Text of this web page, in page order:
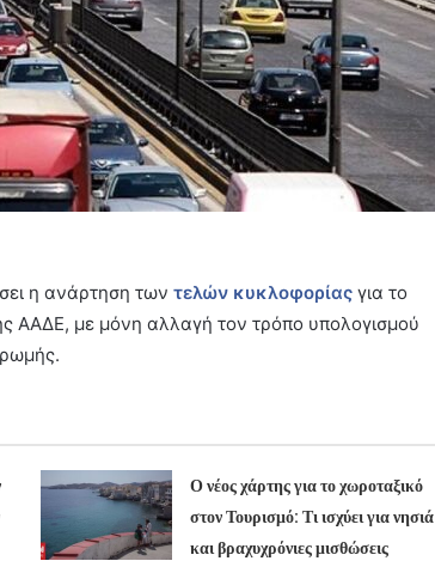
η ανάρτηση των τελών κυκλοφορίας για το
ΑΑΔΕ, με μόνη αλλαγή τον τρόπο υπολογισμού
Ο νέος χάρτης για το χωροταξικό
στον Τουρισμό: Τι ισχύει για νησιά
και βραχυχρόνιες μισθώσεις